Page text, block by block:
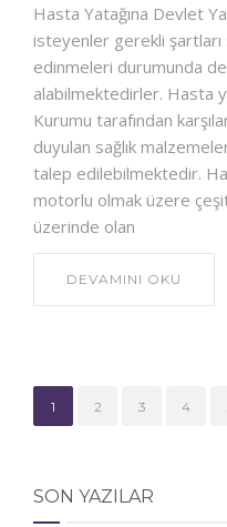
Hasta Yatağına Devlet
isteyenler gerekli
edinmeleri durumunda
alabilmektedirler. Hasta
Kurumu tarafından
duyulan sağlık
talep edilebilmektedir.
motorlu olmak üzere
üzerinde olan
DEVAMINI OKU
1 2 3 4
SON YAZILAR